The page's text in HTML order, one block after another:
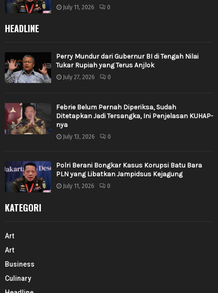
July 11, 2026 0
HEADLINE
Perry Mundur dari Gubernur BI di Tengah Nilai
Tukar Rupiah yang Terus Anjlok
July 27, 2026 0
Febrie Belum Pernah Diperiksa, Sudah
Ditetapkan Jadi Tersangka, Ini Penjelasan KUHAP-
nya
July 13, 2026 0
Polri Berani Bongkar Kasus Korupsi Batu Bara
PLN yang Libatkan Jampidsus Kejagung
July 11, 2026 0
KATEGORI
Art
Art
Business
Culinary